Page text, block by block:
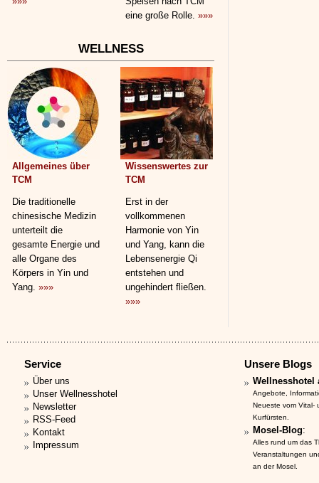
eine große Rolle. »»»
WELLNESS
Allgemeines über
TCM
Die traditionelle
chinesische Medizin
unterteilt die
gesamte Energie und
alle Organe des
Körpers in Yin und
Yang. »»»
Wissenswertes zur
TCM
Erst in der
vollkommenen
Harmonie von Yin
und Yang, kann die
Lebensenergie Qi
entstehen und
ungehindert fließen.
»»»
Service
Über uns
Unser Wellnesshotel
Newsletter
RSS-Feed
Kontakt
Impressum
Unsere Blogs
Wellnesshotel
Angebote,
Neueste vom Vital-
Kurfürsten.
Mosel-Blog:
Alles rund um das
Veranstaltungen
an der Mosel.